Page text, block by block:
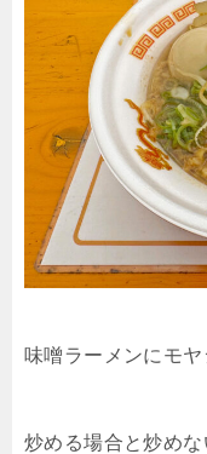
味噌ラーメンにモヤ
炒める場合と炒めな